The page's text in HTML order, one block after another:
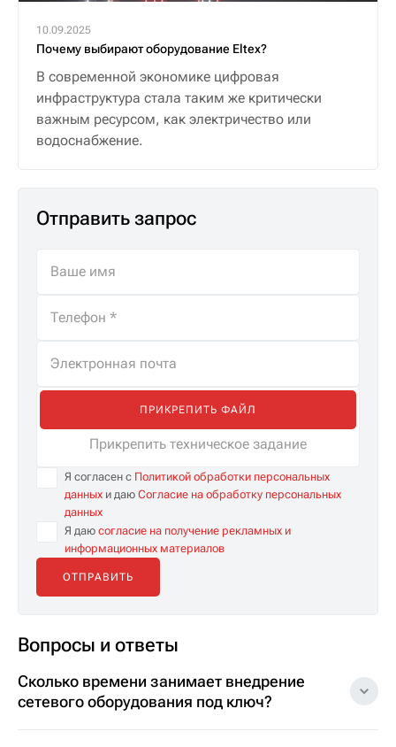
10.09.2025
Почему выбирают оборудование Eltex?
В современной экономике цифровая
инфраструктура стала таким же критически
важным ресурсом, как электричество или
водоснабжение.
Отправить запрос
ПРИКРЕПИТЬ ФАЙЛ
Прикрепить техническое задание
Я согласен с Политикой обработки персональных
данных и даю Согласие на обработку персональных
данных
Я даю согласие на получение рекламных и
информационных материалов
Вопросы и ответы
Сколько времени занимает внедрение
сетевого оборудования под ключ?